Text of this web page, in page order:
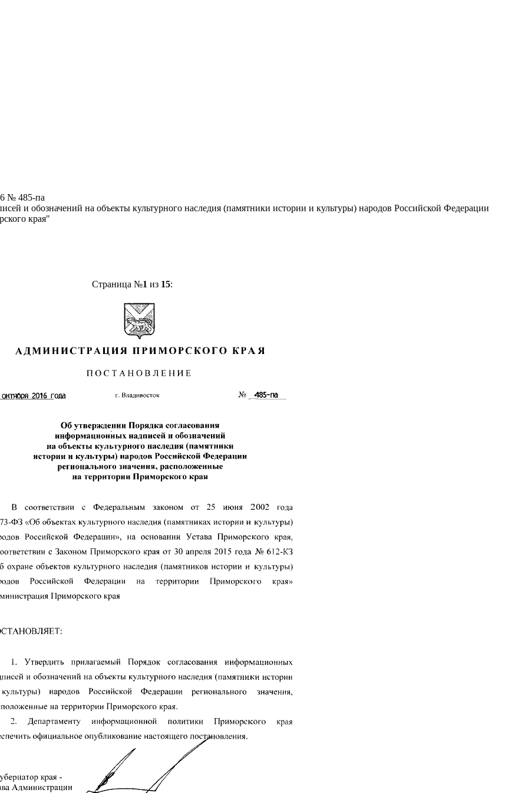
№ 485-па
и обозначений на объекты культурного наследия (памятники истории и культуры) народов Российской Федерации
края"
Страница №1 из 15: